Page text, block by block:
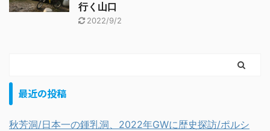
行く山口
2022/9/2
最近の投稿
秋芳洞/日本一の鍾乳洞、2022年GWに歴史探訪/ポルシ